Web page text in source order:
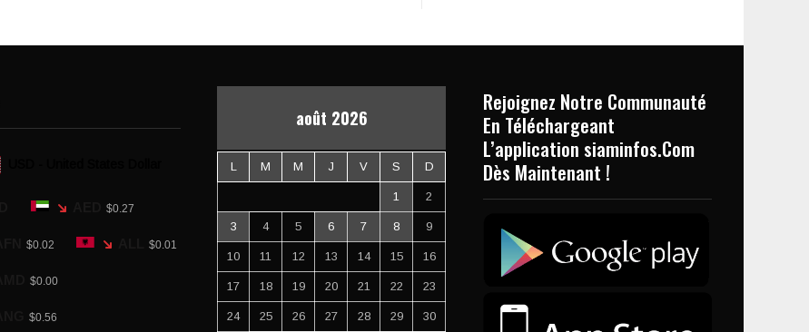
$0.27
$0.02 $0.01
$0.00
$0.56
août 2026
L M M J V S D
1 2
3 4 5 6 7 8 9
10 11 12 13 14 15 16
17 18 19 20 21 22 23
24 25 26 27 28 29 30
Rejoignez Notre Communauté
En Téléchargeant
L’application siaminfos.Com
Dès Maintenant !